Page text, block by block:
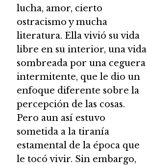
lucha, amor, cierto
ostracismo y mucha
literatura. Ella vivió su vida
libre en su interior, una vida
sombreada por una ceguera
intermitente, que le dio un
enfoque diferente sobre la
percepción de las cosas.
Pero aun así estuvo
sometida a la tiranía
estamental de la época que
le tocó vivir. Sin embargo,